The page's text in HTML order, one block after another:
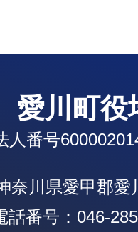
愛川町役
人番号
奈川県愛甲郡愛
話番号：046-